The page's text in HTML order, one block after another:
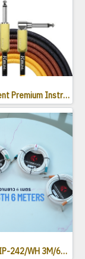
Kirlin Gradient Premium Instrument Cable
สายแจ๊ครุ่น IP-242/WH 3M/6M รุ่นใหม่